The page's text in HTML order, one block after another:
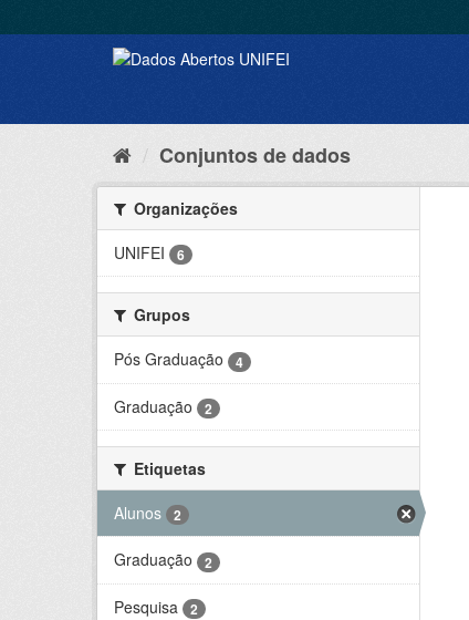
Conjuntos de dados
Organizações
UNIFEI
6
Grupos
Pós Graduação
4
Graduação 2
Etiquetas
Alunos
2
Graduação 2
Pesquisa 2